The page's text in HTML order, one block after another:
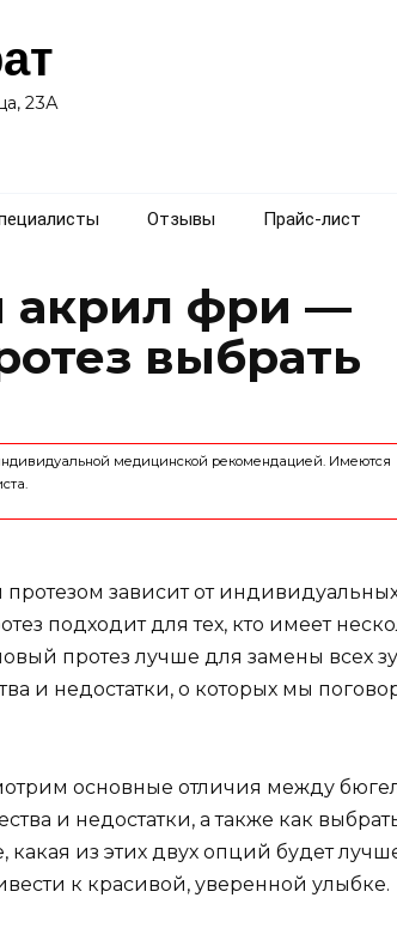
23А
Отзывы Прайс-лист
акрил фри —
выбрать
медицинской рекомендацией. Имеются
зависит от
подходит для тех, кто имеет
протез лучше для замены всех
и недостатки, о которых мы
основные отличия между
и недостатки, а также как
из этих двух опций будет
к красивой, уверенной улыбке.